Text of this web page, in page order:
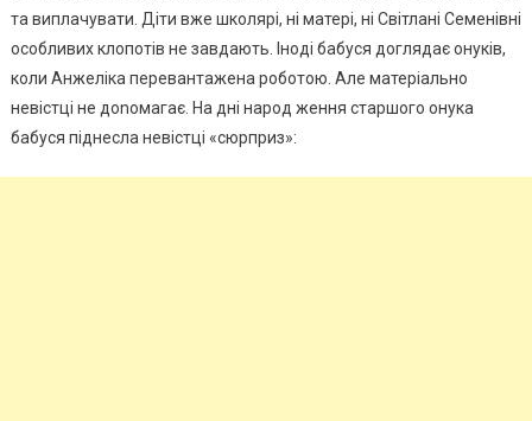
та виплачувати. Діти вже школярі, ні матері, ні Світлані Семенівні
особливих клопотів не завдають. Іноді бабуся доглядає онуків,
коли Анжеліка перевантажена роботою. Але матеріально
невістці не доnомагає. На дні народ ження старшого онука
бабуся піднесла невістці «сюрприз»: